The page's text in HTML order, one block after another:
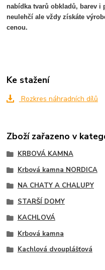
nabídka tvarů obkladů, barev i
neulehčí ale vždy získáte
cenou.
Ke stažení
Rozkres náhradních dílů
Zboží zařazeno v
KRBOVÁ KAMNA
Krbová kamna NORDICA
NA CHATY A CHALUPY
STARŠÍ DOMY
KACHLOVÁ
Krbová kamna
Kachlová dvouplášťová